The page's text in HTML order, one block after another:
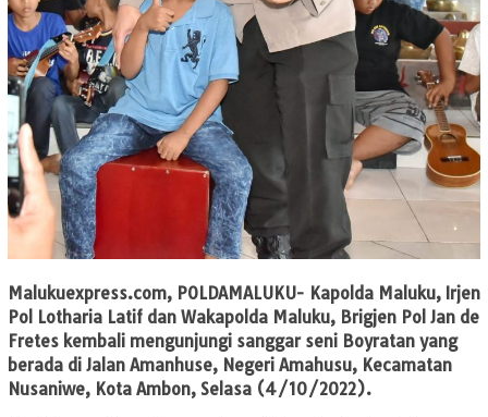
Malukuexpress.com, POLDAMALUKU- Kapolda Maluku, Irjen
Pol Lotharia Latif dan Wakapolda Maluku, Brigjen Pol Jan de
Fretes kembali mengunjungi sanggar seni Boyratan yang
berada di Jalan Amanhuse, Negeri Amahusu, Kecamatan
Nusaniwe, Kota Ambon, Selasa (4/10/2022).